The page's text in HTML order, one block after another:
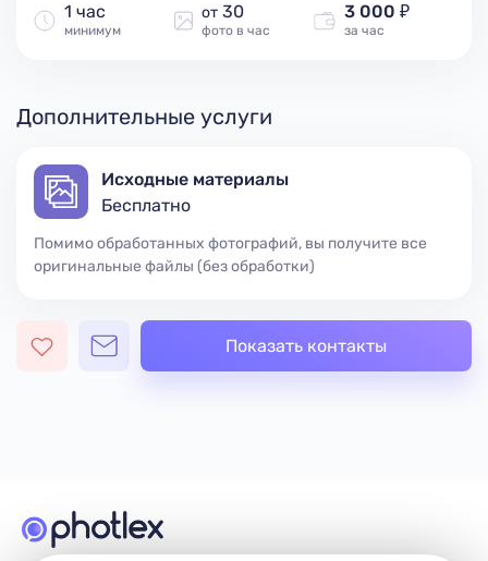
1 час
минимум
от30
фото в час
3 000 ₽
за час
Дополнительные услуги
Исходные материалы
Помимо обработанных фотографий, вы получите все
оригинальные файлы (без обработки)
Бесплатно
Показать контакты